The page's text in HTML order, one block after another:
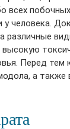
всех
человека.
различные
Перед тем
а также